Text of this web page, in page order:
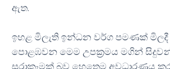
ඇත.
ඉහළ මිලැති ඉන්ධන වර්ග පමණක් මිලදී
පොළඹවන මෙම උපක්‍රමය මගින්
සූරාකෑමක් බව හෙතෙම අවධාරණය